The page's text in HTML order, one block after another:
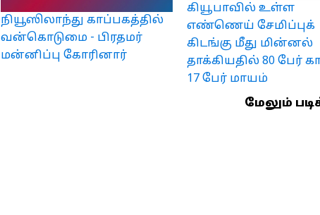
நியூஸிலாந்து காப்பகத்தில்
வன்கொடுமை - பிரதமர்
மன்னிப்பு கோரினார்
கியூபாவில் உள்ள
எண்ணெய் சேமிப்புக்
கிடங்கு மீது மின்னல்
தாக்கியதில் 80 பேர்
17 பேர் மாயம்
மேலும்